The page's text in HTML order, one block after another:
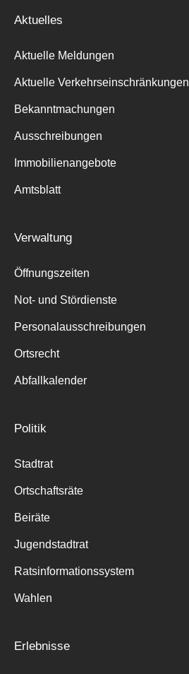
Aktuelles
Aktuelle Meldungen
Aktuelle Verkehrseinschränkungen
Bekanntmachungen
Ausschreibungen
Immobilienangebote
Amtsblatt
Verwaltung
Öffnungszeiten
Not- und Stördienste
Personalausschreibungen
Ortsrecht
Abfallkalender
Politik
Stadtrat
Ortschaftsräte
Beiräte
Jugendstadtrat
Ratsinformationssystem
Wahlen
Erlebnisse